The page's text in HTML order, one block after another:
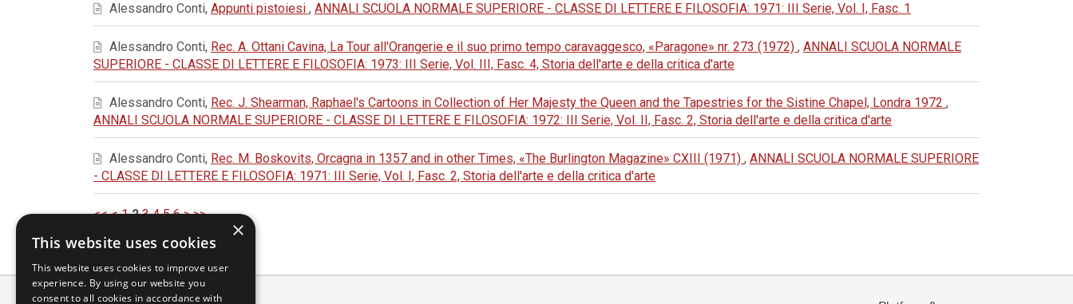
Alessandro Conti, Appunti pistoiesi , ANNALI SCUOLA NORMALE SUPERIORE - CLASSE DI LETTERE E FILOSOFIA: 1971: III Serie, Vol. I, Fasc. 1
Alessandro Conti, Rec. A. Ottani Cavina, La Tour all'Orangerie e il suo primo tempo caravaggesco, «Paragone» nr. 273 (1972) , ANNALI SCUOLA NORMALE
SUPERIORE - CLASSE DI LETTERE E FILOSOFIA: 1973: III Serie, Vol. III, Fasc. 4, Storia dell'arte e della critica d'arte
Alessandro Conti, Rec. J. Shearman, Raphael's Cartoons in Collection of Her Majesty the Queen and the Tapestries for the Sistine Chapel, Londra 1972 ,
ANNALI SCUOLA NORMALE SUPERIORE - CLASSE DI LETTERE E FILOSOFIA: 1972: III Serie, Vol. II, Fasc. 2, Storia dell'arte e della critica d'arte
Alessandro Conti, Rec. M. Boskovits, Orcagna in 1357 and in other Times, «The Burlington Magazine» CXIII (1971) , ANNALI SCUOLA NORMALE SUPERIORE
- CLASSE DI LETTERE E FILOSOFIA: 1971: III Serie, Vol. I, Fasc. 2, Storia dell'arte e della critica d'arte
<< < 1 2 3 4 5 6 > >>
×
This website uses cookies
This website uses cookies to improve user
experience. By using our website you
consent to all cookies in accordance with